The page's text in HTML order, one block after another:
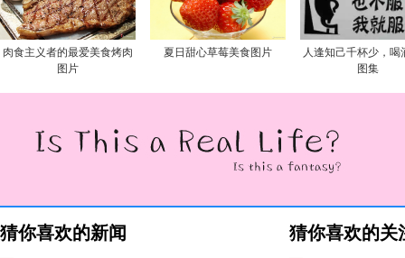
肉食主义者的最爱美食烤肉
图片
夏日甜心草莓美食图片
人逢知己千杯少，喝
图集
猜你喜欢的新闻 猜你喜欢的关